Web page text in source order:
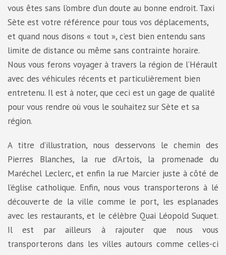
vous êtes sans l’ombre d’un doute au bonne endroit. Taxi
Sète est votre référence pour tous vos déplacements,
et quand nous disons « tout », c’est bien entendu sans
limite de distance ou même sans contrainte horaire.
Nous vous ferons voyager à travers la région de l’Hérault
avec des véhicules récents et particulièrement bien
entretenu. Il est à noter, que ceci est un gage de qualité
pour vous rendre où vous le souhaitez sur Sète et sa
région.
A titre d’illustration, nous desservons le chemin des
Pierres Blanches, la rue d’Artois, la promenade du
Maréchel Leclerc, et enfin la rue Marcier juste à côté de
l’église catholique. Enfin, nous vous transporterons à lé
découverte de la ville comme le port, les esplanades
avec les restaurants, et le célèbre Quai Léopold Suquet.
Il est par ailleurs à rajouter que nous vous
transporterons dans les villes autours comme celles-ci